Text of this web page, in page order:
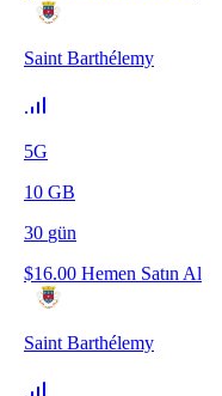
Saint Barthélemy
5G
10 GB
30 gün
$16.00 Hemen Satın Al
Saint Barthélemy